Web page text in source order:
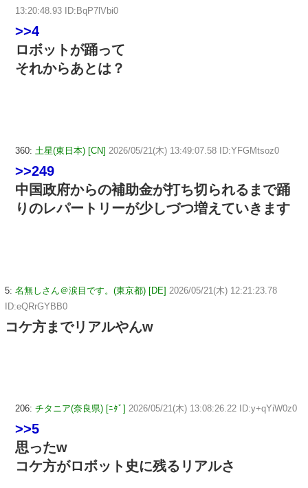
13:20:48.93 ID:BqP7lVbi0
>>4
ロボットが踊って
それからあとは？
360: 土星(東日本) [CN] 2026/05/21(木) 13:49:07.58 ID:YFGMtsoz0
>>249
中国政府からの補助金が打ち切られるまで踊
りのレパートリーが少しづつ増えていきます
5: 名無しさん＠涙目です。(東京都) [DE] 2026/05/21(木) 12:21:23.78
ID:eQRrGYBB0
コケ方までリアルやんw
206: チタニア(奈良県) [ﾆﾀﾞ] 2026/05/21(木) 13:08:26.22 ID:y+qYiW0z0
>>5
思ったw
コケ方がロボット史に残るリアルさ